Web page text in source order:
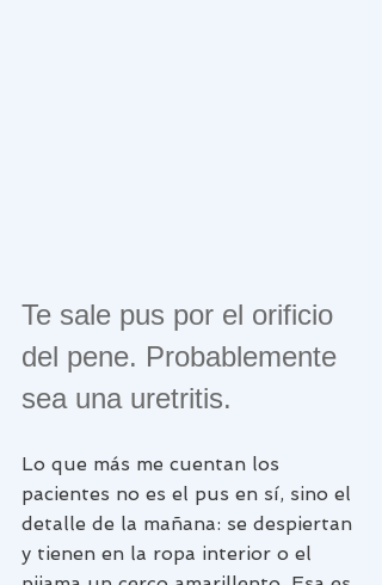
Te sale pus por el orificio
del pene. Probablemente
sea una uretritis.
Lo que más me cuentan los
pacientes no es el pus en sí, sino el
detalle de la mañana: se despiertan
y tienen en la ropa interior o el